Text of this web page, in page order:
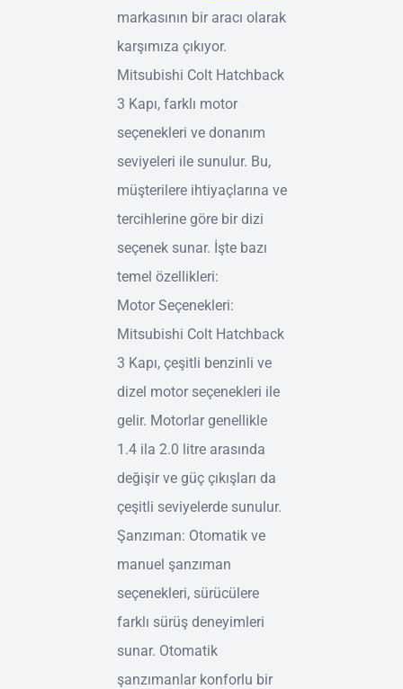
markasının bir aracı olarak
karşımıza çıkıyor.
Mitsubishi Colt Hatchback
3 Kapı, farklı motor
seçenekleri ve donanım
seviyeleri ile sunulur. Bu,
müşterilere ihtiyaçlarına ve
tercihlerine göre bir dizi
seçenek sunar. İşte bazı
temel özellikleri:
Motor Seçenekleri:
Mitsubishi Colt Hatchback
3 Kapı, çeşitli benzinli ve
dizel motor seçenekleri ile
gelir. Motorlar genellikle
1.4 ila 2.0 litre arasında
değişir ve güç çıkışları da
çeşitli seviyelerde sunulur.
Şanzıman: Otomatik ve
manuel şanzıman
seçenekleri, sürücülere
farklı sürüş deneyimleri
sunar. Otomatik
şanzımanlar konforlu bir